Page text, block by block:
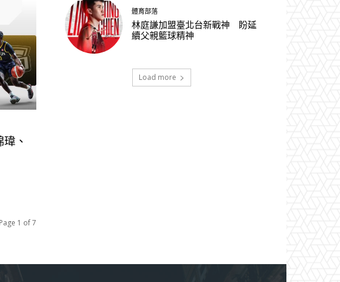
、
Page 1 of 7
體育部落
林庭謙加盟臺北台新戰神 盼延
續父親籃球精神
Load more